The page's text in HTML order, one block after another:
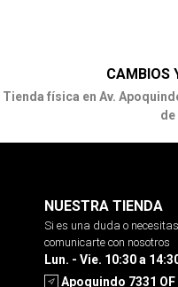
CAMBIOS
Tienda física en Av.
de
NUESTRA TIENDA
Si es una duda o
comunicarte con nosotros
Lun. - Vie. 10:30 a
Apoquindo 7331